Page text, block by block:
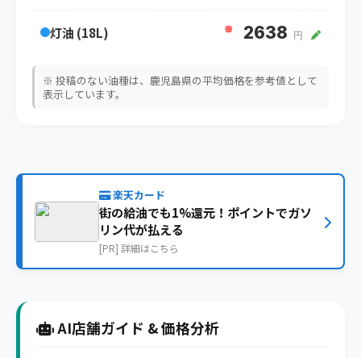
灯油 (18L) ※ 2638 円
※ 投稿のない油種は、鹿児島県の平均価格を参考値として
表示しています。
楽天カード
街の給油でも1%還元！ポイントでガソ
リン代が払える
[PR] 詳細はこちら
AI店舗ガイド & 価格分析